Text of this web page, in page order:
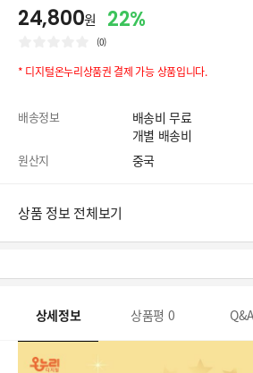
24,800원 22%
(0)
* 디지털온누리상품권 결제 가능 상품입니다.
배송정보
배송비 무료
개별 배송비
원산지 중국
상품 정보 전체보기
상세정보 상품평 0 Q&A